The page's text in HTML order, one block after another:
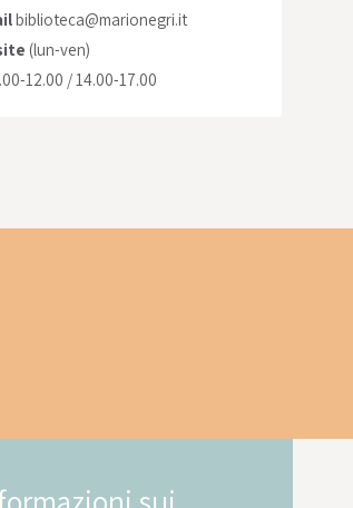
biblioteca@marionegri.it
(lun-ven)
12.00 / 14.00-17.00